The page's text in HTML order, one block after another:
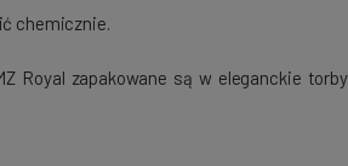
chemicznie.
Royal zapakowane są w eleganckie